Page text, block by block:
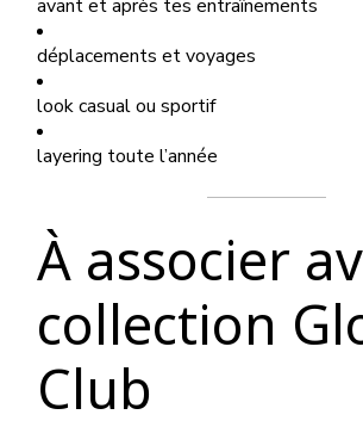
avant et après tes entraînements
déplacements et voyages
look casual ou sportif
layering toute l’année
À associer
collection
Club